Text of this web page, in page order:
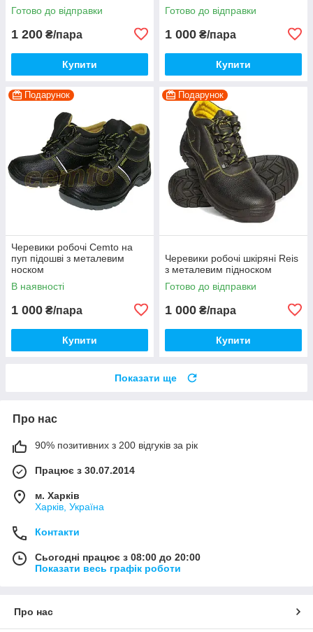
Готово до відправки
1 200 ₴/пара
Купити
Готово до відправки
1 000 ₴/пара
Купити
Подарунок
Черевики робочі Cemto на
пуп підошві з металевим
носком
В наявності
1 000 ₴/пара
Купити
Подарунок
Черевики робочі шкіряні Reis
з металевим підноском
Готово до відправки
1 000 ₴/пара
Купити
Показати ще
Про нас
90% позитивних з 200 відгуків за рік
Працює з 30.07.2014
м. Харків
Харків, Україна
Контакти
Сьогодні працює з 08:00 до 20:00
Показати весь графік роботи
Про нас